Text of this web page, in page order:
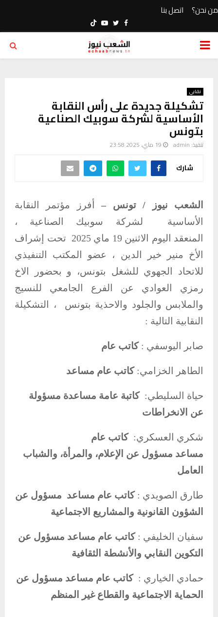
من نحن؟ اتصل بنا
Facebook
Twitter
Youtube
PRIMARY
نقابي
تشكيلة جديدة على رأس النقابة
الأساسية لشركة سوبيك الصناعية
بتونس
تنفيذ: admin 19 ماي، 2025 23:58
شارك
الشعب نيوز / تونس – فرز
مؤتمر النقابة
الأساسية لشركة سوبيك الصناعية ،
المنعقد اليوم الاثنين 19 ماي 2025 تحت إشراف
الأخ منير خير الدين ، عضو المكتب التنفيذي
للاتحاد الجهوي للشغل بتونس، و بحضور الاخ
رمزي العوادي عن الفرع الجامعي للنسيج
والملابس والجلود والاحذية بتونس ، التشكيلة
النقابية التالية :
صابر اليوسفي : كاتب عام
الطاهر الخزامي:كاتب عام مساعد
حياة السليطي:كاتبة عامة مساعدة مسؤولة
عن الانخراطات
شكري العسكري:كاتب عام
مساعد مسؤول عن الإعلام، والمرأة، والشباب
العامل
طارق الصويدي :كاتب عام مساعد مسؤول عن
الشؤون القانونية والمشاريع الاجتماعية
سفيان الخليفي :كاتب عام مساعد مسؤول عن
التكوين النقابي والأنشطة الثقافية
حمادي الخياري :كاتب عام مساعد مسؤول عن
الحماية الاجتماعية والقطاع غير المنظم